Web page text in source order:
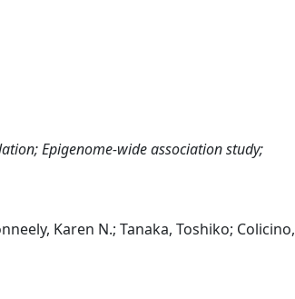
Epigenome-wide association study;
Karen N.; Tanaka, Toshiko; Colicino,